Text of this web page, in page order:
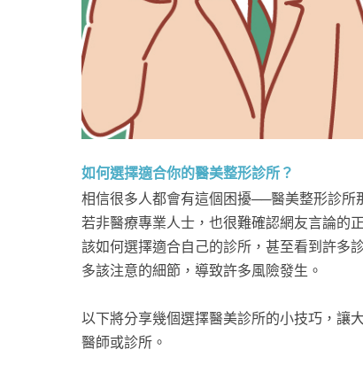
如何選擇適合你的醫美整形診所？
相信很多人都會有這個困擾──醫美整形診所
若非醫療專業人士，也很難確認網友言論的
該如何選擇適合自己的診所，甚至看到許多
多該注意的細節，導致許多風險發生。
以下將分享幾個選擇醫美診所的小技巧，讓
醫師或診所。